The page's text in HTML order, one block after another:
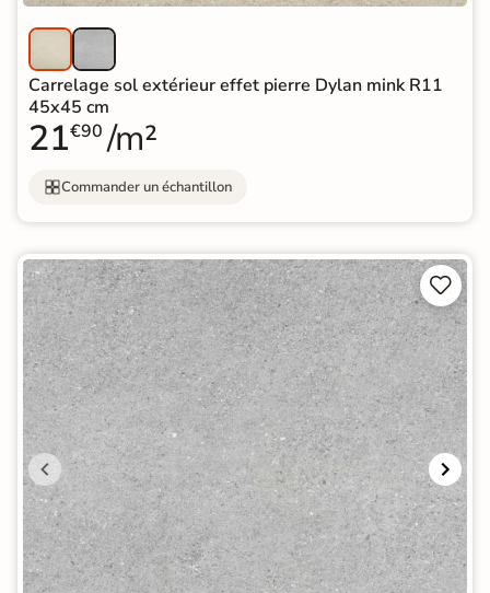
Carrelage sol extérieur effet pierre Dylan mink R11
45x45 cm
21€90 /m²
Commander un échantillon

